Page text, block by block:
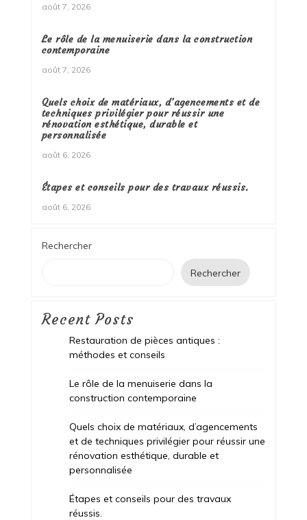
août 7, 2026
Le rôle de la menuiserie dans la construction
contemporaine
août 7, 2026
Quels choix de matériaux, d’agencements et de
techniques privilégier pour réussir une
rénovation esthétique, durable et
personnalisée
août 6, 2026
Étapes et conseils pour des travaux réussis.
août 6, 2026
Rechercher
Rechercher
Recent Posts
Restauration de pièces antiques :
méthodes et conseils
Le rôle de la menuiserie dans la
construction contemporaine
Quels choix de matériaux, d’agencements
et de techniques privilégier pour réussir une
rénovation esthétique, durable et
personnalisée
Étapes et conseils pour des travaux
réussis.